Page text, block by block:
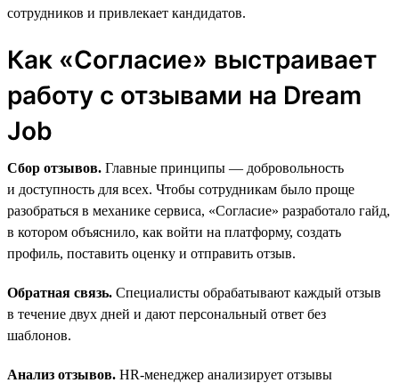
сотрудников и привлекает кандидатов.
Как «Согласие» выстраивает
работу с отзывами на Dream
Job
Сбор отзывов. Главные принципы — добровольность
и доступность для всех. Чтобы сотрудникам было проще
разобраться в механике сервиса, «Согласие» разработало гайд,
в котором объяснило, как войти на платформу, создать
профиль, поставить оценку и отправить отзыв.
Обратная связь. Специалисты обрабатывают каждый отзыв
в течение двух дней и дают персональный ответ без
шаблонов.
Анализ отзывов. HR-менеджер анализирует отзывы